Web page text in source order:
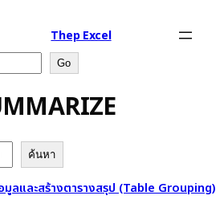
Thep Excel
Go
ค้นหา
ลและสร้างตารางสรุป (Table Grouping)